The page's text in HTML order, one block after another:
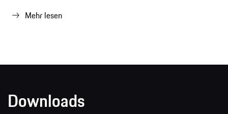
Mehr lesen
Downloads